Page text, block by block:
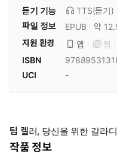
듣기 기능
TTS(듣기)
파일 정보
EPUB 약
지원 환경
앱 웹
ISBN
UCI
-
팀 켈러, 당신을 위한 갈라
작품 정보